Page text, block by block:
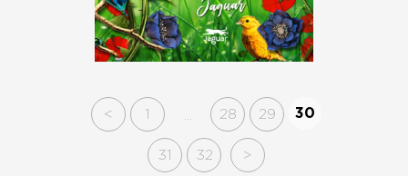
< 1 ... 28 29 30
31 32 >